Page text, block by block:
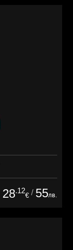
28.12
€ / 55лв.